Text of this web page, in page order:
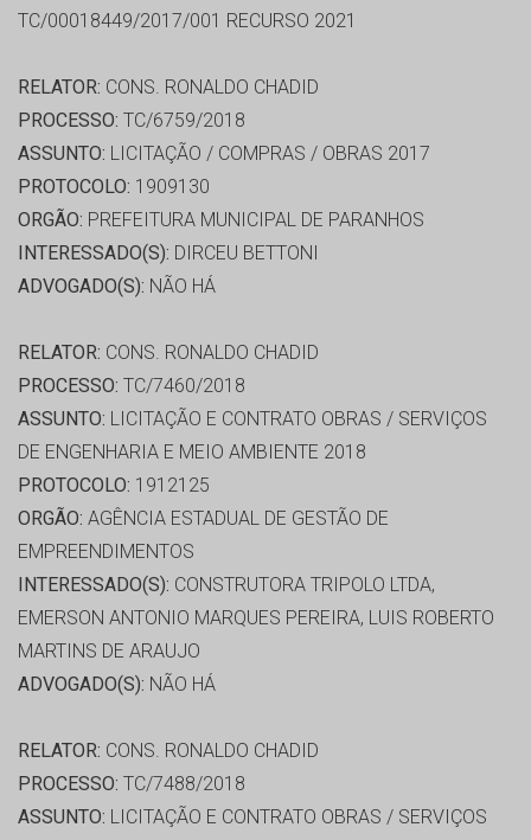
TC/00018449/2017/001 RECURSO 2021
RELATOR: CONS. RONALDO CHADID
PROCESSO: TC/6759/2018
ASSUNTO: LICITAÇÃO / COMPRAS / OBRAS 2017
PROTOCOLO: 1909130
ORGÃO: PREFEITURA MUNICIPAL DE PARANHOS
INTERESSADO(S): DIRCEU BETTONI
ADVOGADO(S): NÃO HÁ
RELATOR: CONS. RONALDO CHADID
PROCESSO: TC/7460/2018
ASSUNTO: LICITAÇÃO E CONTRATO OBRAS / SERVIÇOS
DE ENGENHARIA E MEIO AMBIENTE 2018
PROTOCOLO: 1912125
ORGÃO: AGÊNCIA ESTADUAL DE GESTÃO DE
EMPREENDIMENTOS
INTERESSADO(S): CONSTRUTORA TRIPOLO LTDA,
EMERSON ANTONIO MARQUES PEREIRA, LUIS ROBERTO
MARTINS DE ARAUJO
ADVOGADO(S): NÃO HÁ
RELATOR: CONS. RONALDO CHADID
PROCESSO: TC/7488/2018
ASSUNTO: LICITAÇÃO E CONTRATO OBRAS / SERVIÇOS